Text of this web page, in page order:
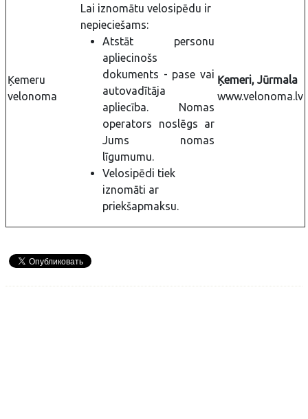
Ķemeru
velonoma
Lai iznomātu velosipēdu ir
nepieciešams:
Atstāt personu
apliecinošs
dokuments - pase vai
autovadītāja
apliecība. Nomas
operators noslēgs ar
Jums nomas
līgumumu.
Velosipēdi tiek
iznomāti ar
priekšapmaksu.
Ķemeri, Jūrmala
www.velonoma.lv